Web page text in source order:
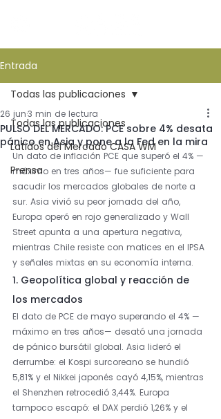
Entrada
Todas las publicaciones
Latidos del Mercado CASA WM
Prensa
Todas las publicaciones
PULSO DEL MERCADO: PCE sobre 4% desata
pánico en Asia y pone a la Fed en la mira
26 jun3 min de lectura
Un dato de inflación PCE que superó el 4% —
máximo en tres años— fue suficiente para
sacudir los mercados globales de norte a
sur. Asia vivió su peor jornada del año,
Europa operó en rojo generalizado y Wall
Street apunta a una apertura negativa,
mientras Chile resiste con matices en el IPSA
y señales mixtas en su economía interna.
1. Geopolítica global y reacción de
los mercados
El dato de PCE de mayo superando el 4% —
máximo en tres años— desató una jornada
de pánico bursátil global. Asia lideró el
derrumbe: el Kospi surcoreano se hundió
5,81% y el Nikkei japonés cayó 4,15%, mientras
el Shenzhen retrocedió 3,44%. Europa
tampoco escapó: el DAX perdió 1,26% y el